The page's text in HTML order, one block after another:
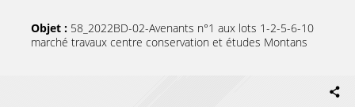
Objet : 58_2022BD-02-Avenants n°1 aux lots 1-2-5-6-10
marché travaux centre conservation et études Montans